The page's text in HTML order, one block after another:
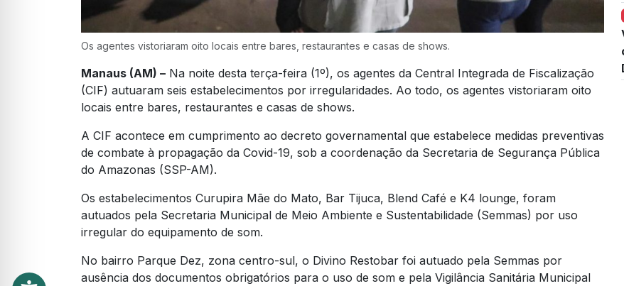
Os agentes vistoriaram oito locais entre bares, restaurantes e casas de shows.
Manaus (AM) – Na noite desta terça-feira (1º), os agentes da Central Integrada de Fiscalização
(CIF) autuaram seis estabelecimentos por irregularidades. Ao todo, os agentes vistoriaram oito
locais entre bares, restaurantes e casas de shows.
A CIF acontece em cumprimento ao decreto governamental que estabelece medidas preventivas
de combate à propagação da Covid-19, sob a coordenação da Secretaria de Segurança Pública
do Amazonas (SSP-AM).
Os estabelecimentos Curupira Mãe do Mato, Bar Tijuca, Blend Café e K4 lounge, foram
autuados pela Secretaria Municipal de Meio Ambiente e Sustentabilidade (Semmas) por uso
irregular do equipamento de som.
No bairro Parque Dez, zona centro-sul, o Divino Restobar foi autuado pela Semmas por
ausência dos documentos obrigatórios para o uso de som e pela Vigilância Sanitária Municipal